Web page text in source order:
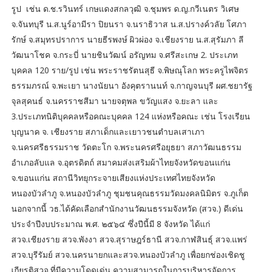
รูป เช่น ด.ช.รวินทร์ เกษแดงสกลวุฒิ จ.ชุมพร ด.ญ.กวีเนตร วิเศษ
จ.จันทบุรี น.ส.นูร์อามีรา ปิยนรา จ.นราธิวาส น.ส.ปรางค์วลัย โศภา
รักษ์ จ.สมุทรปราการ นายธีรพงษ์ ผิวผ่อง จ.เชียงราย น.ส.สุรัมภา ลี
วัฒนาโชค จ.กระบี่ นายชินวัฒน์ อรัญทม จ.ศรีสะเกษ 2. ประเภท
บุคคล 120 ราย/รูป เช่น พระราชรัตนสุธี จ.พิษณุโลก พระครูไพจิตร
ธรรมภรณ์ จ.พะเยา นางนัยนา อังคุตรานนท์ จ.กาญจนบุรี ผศ.ชยารัฐ
จุลสุคนธ์ จ.นครราชสีมา นายจตุพล ขวัญแสง จ.ยะลา และ
3.ประเภทนิติบุคคลหรือคณะบุคคล 124 แห่งหรือคณะ เช่น โรงเรียน
บุญนาค จ. เชียงราย สภาเด็กและเยาวชนตำบลเสาเภา
จ.นครศรีธรรมราช วัดตะโก จ.พระนครศรีอยุธยา สภาวัฒนธรรม
อำเภอลับแล จ.อุตรดิตถ์ สมาคมส่งเสริมผ้าไทยจังหวัดขอนแก่น
จ.ขอนแก่น สถานีวิทยุกระจายเสียงแห่งประเทศไทยจังหวัด
หนองบัวลำภู จ.หนองบัวลำภู ชุมชนคุณธรรมวัดมงคลนิมิตร จ.ภูเก็ต
นอกจากนี้ วธ.ได้คัดเลือกสำนักงานวัฒนธรรมจังหวัด (สวจ.) ดีเด่น
ประจำปีงบประมาณ พ.ศ. ๒๕๖๔ ซึ่งปีนี้มี 8 จังหวัด ได้แก่
สวจ.เชียงราย สวจ.พังงา สวจ.สุราษฎร์ธานี สวจ.กาฬสินธุ์ สวจ.แพร่
สวจ.บุรีรัมย์ สวจ.นครนายกและสวจ.หนองบัวลำภู เพื่อยกช่องเชิดชู